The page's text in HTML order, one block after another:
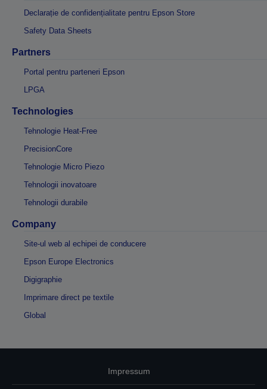
Declarație de confidențialitate pentru Epson Store
Safety Data Sheets
Partners
Portal pentru parteneri Epson
LPGA
Technologies
Tehnologie Heat-Free
PrecisionCore
Tehnologie Micro Piezo
Tehnologii inovatoare
Tehnologii durabile
Company
Site-ul web al echipei de conducere
Epson Europe Electronics
Digigraphie
Imprimare direct pe textile
Global
Impressum